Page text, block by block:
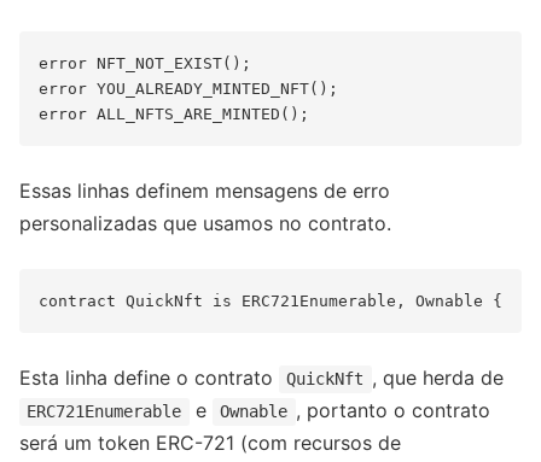
error NFT_NOT_EXIST();
error YOU_ALREADY_MINTED_NFT();
Essas linhas definem mensagens de erro
personalizadas que usamos no contrato.
Esta linha define o contrato QuickNft , que herda de
ERC721Enumerable e Ownable , portanto o contrato
será um token ERC-721 (com recursos de